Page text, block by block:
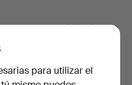
de subastas, invitaciones a
opinión, puedes cancelar la
de Auctionet. (opcional)
para utilizar el